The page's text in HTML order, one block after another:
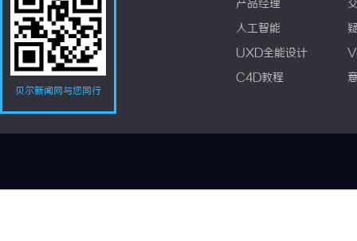
贝尔新闻网与您同行
产品经理
人工智能
UXD全能设计
C4D教程